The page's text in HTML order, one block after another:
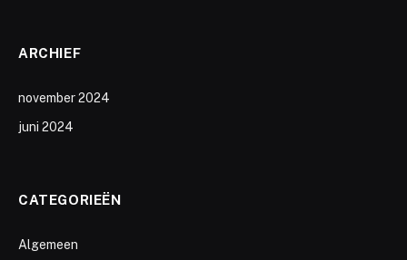
ARCHIEF
november 2024
juni 2024
CATEGORIEËN
Algemeen